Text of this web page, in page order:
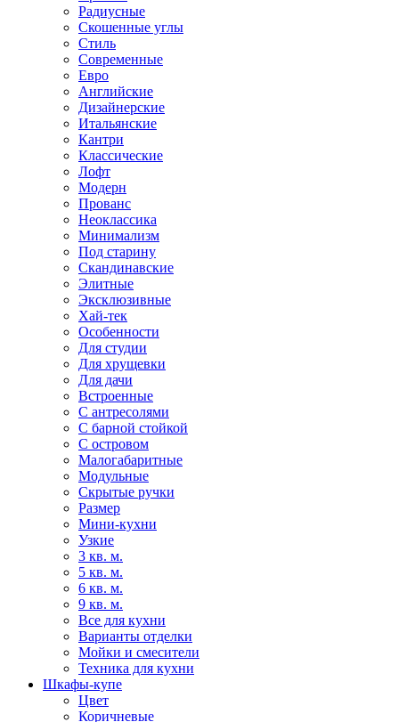
Радиусные
Скошенные углы
Стиль
Современные
Евро
Английские
Дизайнерские
Итальянские
Кантри
Классические
Лофт
Модерн
Прованс
Неоклассика
Минимализм
Под старину
Скандинавские
Элитные
Эксклюзивные
Хай-тек
Особенности
Для студии
Для хрущевки
Для дачи
Встроенные
С антресолями
С барной стойкой
С островом
Малогабаритные
Модульные
Скрытые ручки
Размер
Мини-кухни
Узкие
3 кв. м.
5 кв. м.
6 кв. м.
9 кв. м.
Все для кухни
Варианты отделки
Мойки и смесители
Техника для кухни
Шкафы-купе
Цвет
Коричневые